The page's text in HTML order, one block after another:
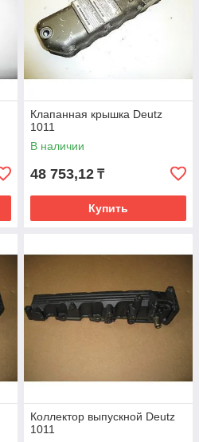
Клапанная крышка Deutz
1011
В наличии
48 753,12 ₸
Купить
Коллектор выпускной Deutz
1011